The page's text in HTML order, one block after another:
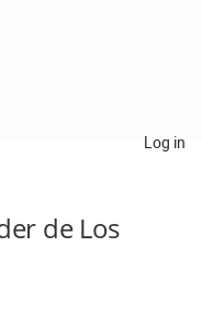
Log in
de Los